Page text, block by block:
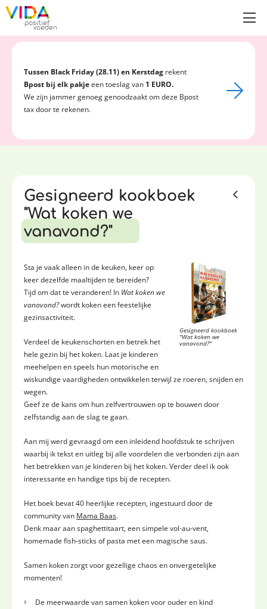
Tussen Black Friday (28.11) en Kerstdag rekent
Bpost bij elk pakjeeen toeslag van 1 EURO.
We zijn jammer genoeg genoodzaakt om deze Bpost
tax door te rekenen.
Gesigneerd kookboek
"Wat koken we
vanavond?"
Gesigneerd kookboek
"Wat koken we
vanavond?"
Sta je vaak alleen in de keuken, keer op
keer dezelfde maaltijden te bereiden?
Tijd om dat te veranderen! In Wat koken we
vanavond?wordt koken een feestelijke
gezinsactiviteit.
Verdeel de keukenschorten en betrek het
hele gezin bij het koken. Laat je kinderen
meehelpen en speels hun motorische en
wiskundige vaardigheden ontwikkelen terwijl ze roeren, snijden en
wegen.
Geef ze de kans om hun zelfvertrouwen op te bouwen door
zelfstandig aan de slag te gaan.
Aan mij werd gevraagd om een inleidend hoofdstuk te schrijven
waarbij ik tekst en uitleg bij alle voordelen die verbonden zijn aan
het betrekken van je kinderen bij het koken. Verder deel ik ook
interessante en handige tips bij de recepten.
Het boek bevat 40 heerlijke recepten, ingestuurd door de
community van Mama Baas.
Denk maar aan spaghettitaart, een simpele vol-au-vent,
homemade fish-sticks of pasta met een magische saus.
Samen koken zorgt voor gezellige chaos en onvergetelijke
momenten!
De meerwaarde van samen koken voor ouder en kind